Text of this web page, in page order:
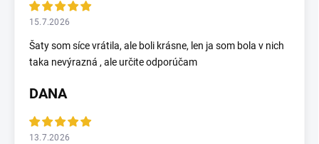
15.7.2026
Šaty som síce vrátila, ale boli krásne, len ja som bola v nich
taka nevýrazná , ale určite odporúčam
DANA
13.7.2026